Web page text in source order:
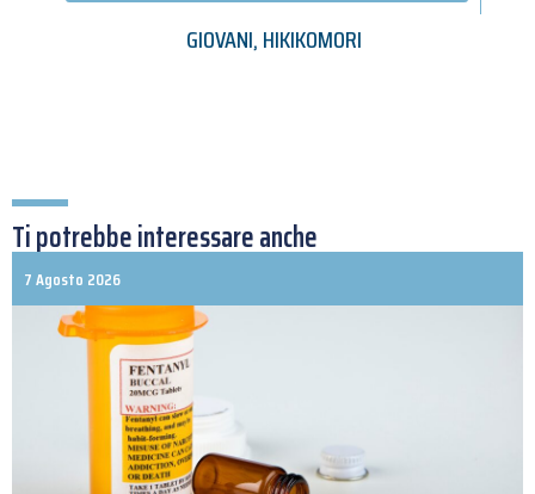
GIOVANI,HIKIKOMORI
Ti potrebbe interessare anche
7 Agosto 2026